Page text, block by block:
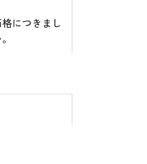
につきまし